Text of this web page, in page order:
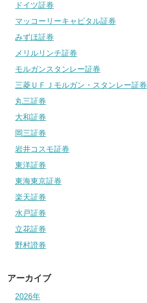
ドイツ証券
マッコーリーキャピタル証券
みずほ証券
メリルリンチ証券
モルガンスタンレー証券
三菱ＵＦＪモルガン・スタンレー証券
丸三証券
大和証券
岡三証券
岩井コスモ証券
東洋証券
東海東京証券
楽天証券
水戸証券
立花証券
野村證券
アーカイブ
2026年